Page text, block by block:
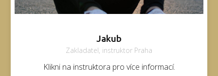
Jakub
Zakladatel, instruktor Praha
Klikni na instruktora pro více informací.